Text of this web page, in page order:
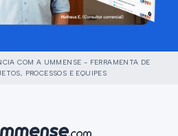
COM A UMMENSE - FERRAMENTA DE
PROCESSOS E EQUIPES